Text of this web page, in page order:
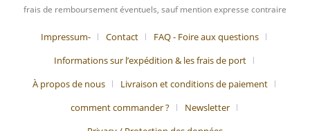
frais de remboursement éventuels, sauf mention expresse contraire
Impressum- Contact
FAQ - Foire aux questions
Informations sur l’expédition & les frais de port
À propos de nous
Livraison et conditions de paiement
comment commander ?
Newsletter